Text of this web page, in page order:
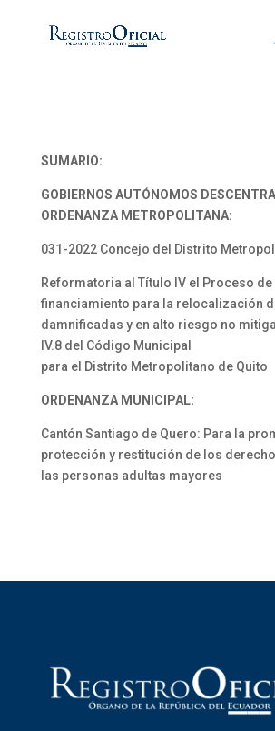
SUMARIO:
GOBIERNOS AUTÓNOMOS
ORDENANZA METROPOLITANA:
031-2022 Concejo del Distrito
Reformatoria al Título IV el Proceso
financiamiento para la relocalización
damnificadas y en alto riesgo no
IV.8 del Código Municipal
para el Distrito Metropolitano de Quito
ORDENANZA MUNICIPAL:
Cantón Santiago de Quero: Para la
protección y restitución de los
las personas adultas mayores